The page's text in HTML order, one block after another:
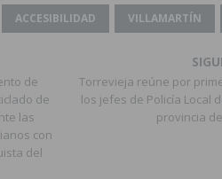
ACCESIBILIDAD VILLAMARTÍN
de
de
las
con
del
Torrevieja reúne por
los jefes de Policía Local
provincia